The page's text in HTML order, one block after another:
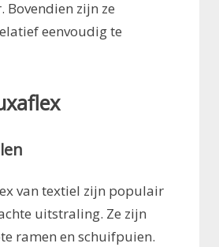
Bovendien zijn ze
eenvoudig te
van textiel zijn populair
uitstraling. Ze zijn
ramen en schuifpuien.